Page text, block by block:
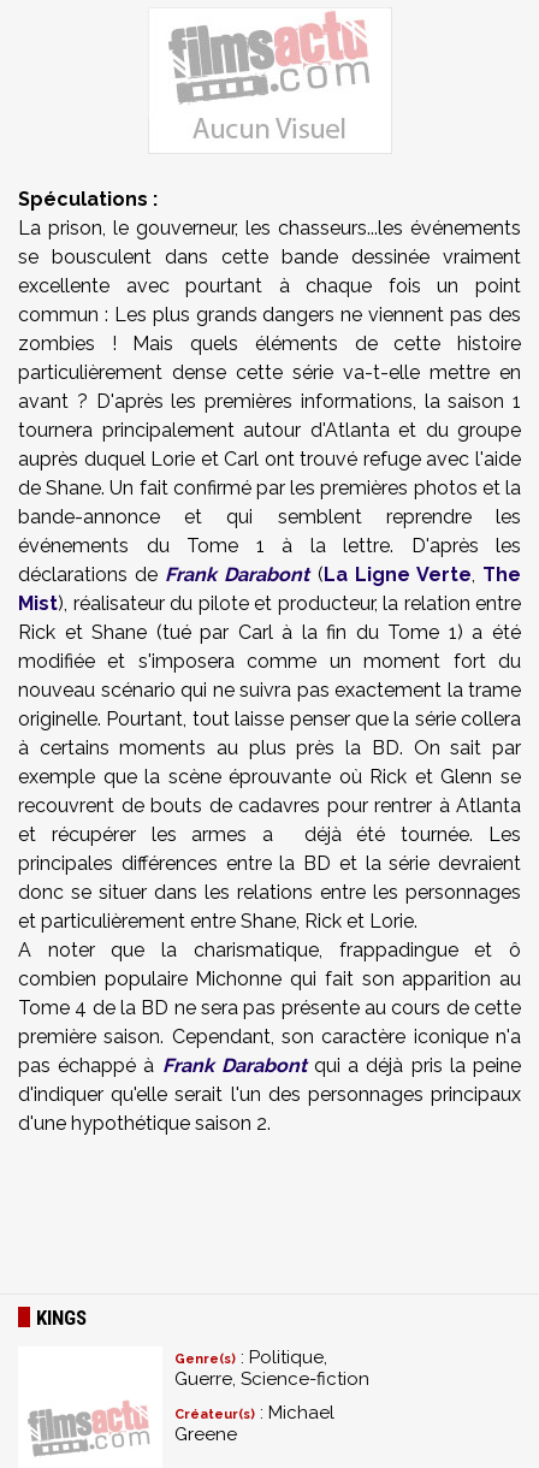
Spéculations :
La prison, le gouverneur, les chasseurs...les événements
se bousculent dans cette bande dessinée vraiment
excellente avec pourtant à chaque fois un point
commun : Les plus grands dangers ne viennent pas des
zombies ! Mais quels éléments de cette histoire
particulièrement dense cette série va-t-elle mettre en
avant ? D'après les premières informations, la saison 1
tournera principalement autour d'Atlanta et du groupe
auprès duquel Lorie et Carl ont trouvé refuge avec l'aide
de Shane. Un fait confirmé par les premières photos et la
bande-annonce et qui semblent reprendre les
événements du Tome 1 à la lettre. D'après les
déclarations de Frank Darabont(La Ligne Verte, The
Mist), réalisateur du pilote et producteur, la relation entre
Rick et Shane (tué par Carl à la fin du Tome 1) a été
modifiée et s'imposera comme un moment fort du
nouveau scénario qui ne suivra pas exactement la trame
originelle. Pourtant, tout laisse penser que la série collera
à certains moments au plus près la BD. On sait par
exemple que la scène éprouvante où Rick et Glenn se
recouvrent de bouts de cadavres pour rentrer à Atlanta
et récupérer les armes a déjà été tournée. Les
principales différences entre la BD et la série devraient
donc se situer dans les relations entre les personnages
et particulièrement entre Shane, Rick et Lorie.
A noter que la charismatique, frappadingue et ô
combien populaire Michonne qui fait son apparition au
Tome 4 de la BD ne sera pas présente au cours de cette
première saison. Cependant, son caractère iconique n'a
pas échappé à Frank Darabontqui a déjà pris la peine
d'indiquer qu'elle serait l'un des personnages principaux
d'une hypothétique saison 2.
KINGS
Genre(s) : Politique,
Guerre, Science-fiction
Créateur(s) : Michael
Greene